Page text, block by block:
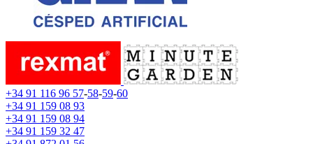
+34 91 116 96 57-58-59-60
+34 91 159 08 93
+34 91 159 08 94
+34 91 159 32 47